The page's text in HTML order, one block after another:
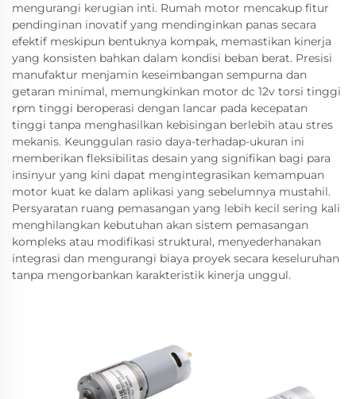
mengurangi kerugian inti. Rumah motor mencakup fitur
pendinginan inovatif yang mendinginkan panas secara
efektif meskipun bentuknya kompak, memastikan kinerja
yang konsisten bahkan dalam kondisi beban berat. Presisi
manufaktur menjamin keseimbangan sempurna dan
getaran minimal, memungkinkan motor dc 12v torsi tinggi
rpm tinggi beroperasi dengan lancar pada kecepatan
tinggi tanpa menghasilkan kebisingan berlebih atau stres
mekanis. Keunggulan rasio daya-terhadap-ukuran ini
memberikan fleksibilitas desain yang signifikan bagi para
insinyur yang kini dapat mengintegrasikan kemampuan
motor kuat ke dalam aplikasi yang sebelumnya mustahil.
Persyaratan ruang pemasangan yang lebih kecil sering kali
menghilangkan kebutuhan akan sistem pemasangan
kompleks atau modifikasi struktural, menyederhanakan
integrasi dan mengurangi biaya proyek secara keseluruhan
tanpa mengorbankan karakteristik kinerja unggul.